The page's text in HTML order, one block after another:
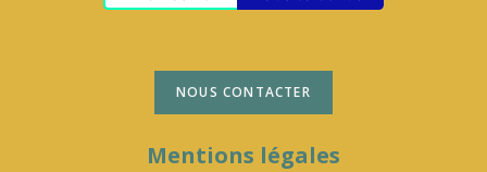
NOUS CONTACTER
Mentions légales